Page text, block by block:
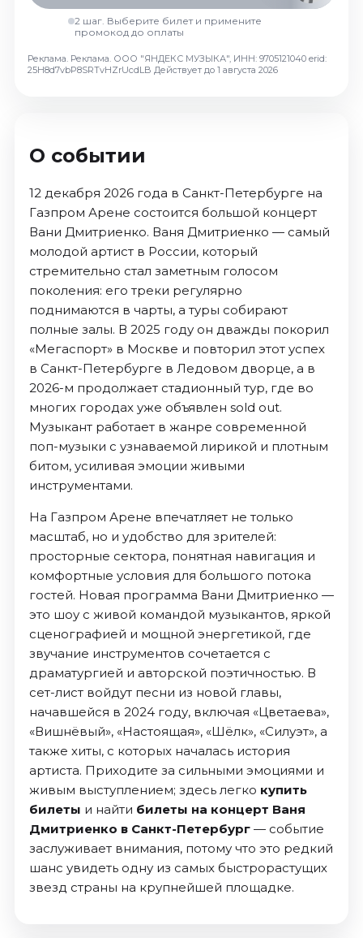
События
Август 2026
Сентябрь 2026
Площадки
2 шаг. Выберите билет и примените
промокод до оплаты
Реклама. Реклама. ООО "ЯНДЕКС МУЗЫКА", ИНН: 9705121040 erid:
25H8d7vbP8SRTvHZrUcdLB Действует до 1 августа 2026
О событии
12 декабря 2026 года в Санкт-Петербурге на
Газпром Арене состоится большой концерт
Вани Дмитриенко. Ваня Дмитриенко — самый
молодой артист в России, который
стремительно стал заметным голосом
поколения: его треки регулярно
поднимаются в чарты, а туры собирают
полные залы. В 2025 году он дважды покорил
«Мегаспорт» в Москве и повторил этот успех
в Санкт-Петербурге в Ледовом дворце, а в
2026-м продолжает стадионный тур, где во
многих городах уже объявлен sold out.
Музыкант работает в жанре современной
поп-музыки с узнаваемой лирикой и плотным
битом, усиливая эмоции живыми
инструментами.
На Газпром Арене впечатляет не только
масштаб, но и удобство для зрителей:
просторные сектора, понятная навигация и
комфортные условия для большого потока
гостей. Новая программа Вани Дмитриенко —
это шоу с живой командой музыкантов, яркой
сценографией и мощной энергетикой, где
звучание инструментов сочетается с
драматургией и авторской поэтичностью. В
сет-лист войдут песни из новой главы,
начавшейся в 2024 году, включая «Цветаева»,
«Вишнёвый», «Настоящая», «Шёлк», «Силуэт», а
также хиты, с которых началась история
артиста. Приходите за сильными эмоциями и
живым выступлением; здесь легко купить
билеты и найти билеты на концерт Ваня
Дмитриенко в Санкт-Петербург— событие
заслуживает внимания, потому что это редкий
шанс увидеть одну из самых быстрорастущих
звезд страны на крупнейшей площадке.